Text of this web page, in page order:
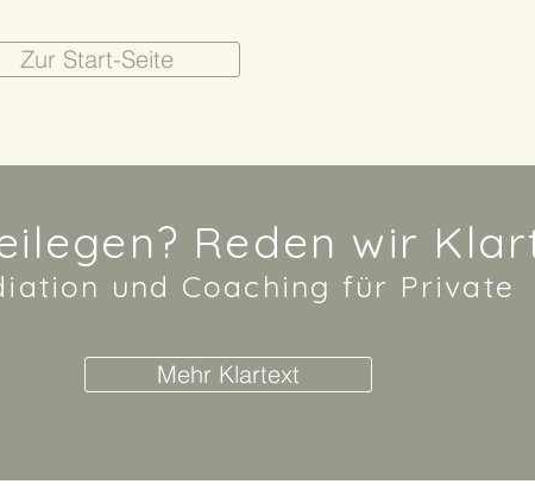
Zur Start-Seite
Reden wir
und Coaching für Private
Mehr Klartext